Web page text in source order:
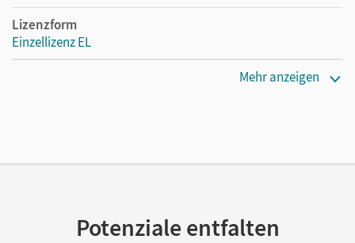
Lizenzform
Einzellizenz EL
Mehr anzeigen
Potenziale entfalten